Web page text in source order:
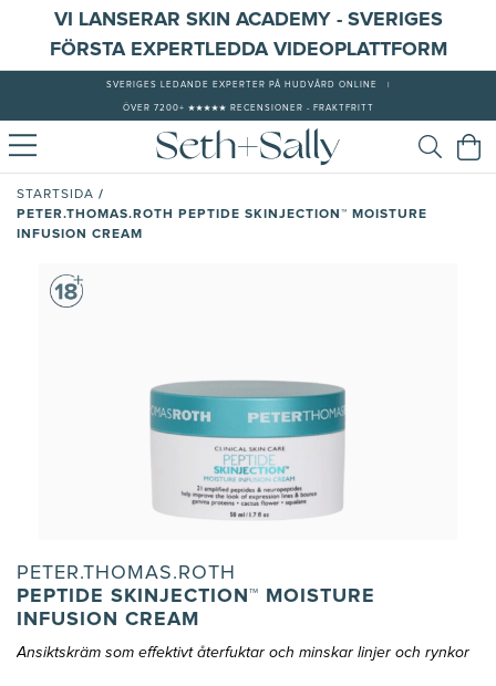
VI LANSERAR SKIN ACADEMY - SVERIGES
FÖRSTA EXPERTLEDDA VIDEOPLATTFORM
SVERIGES LEDANDE EXPERTER PÅ HUDVÅRD ONLINE
ÖVER 7200+ ★★★★★ RECENSIONER - FRAKTFRITT
STARTSIDA /
PETER.THOMAS.ROTH PEPTIDE SKINJECTION™ MOISTURE
INFUSION CREAM
PETER.THOMAS.ROTH
PEPTIDE SKINJECTION™ MOISTURE
INFUSION CREAM
Ansiktskräm som effektivt återfuktar och minskar linjer och rynkor